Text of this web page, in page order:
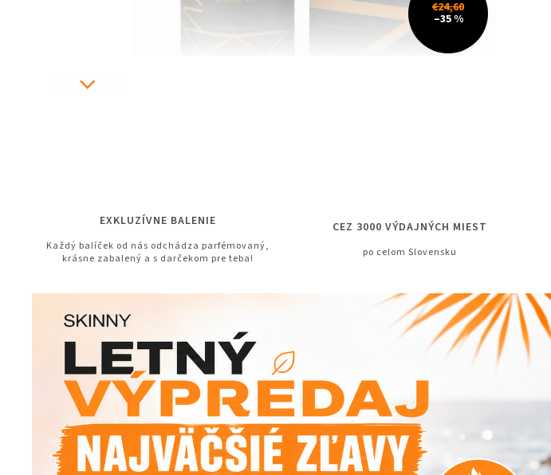
€24,60
–35 %
EXKLUZÍVNE BALENIE
Každý balíček od nás odchádza parfémovaný,
krásne zabalený a s darčekom pre teba!
CEZ 3000 VÝDAJNÝCH MIEST
po celom Slovensku